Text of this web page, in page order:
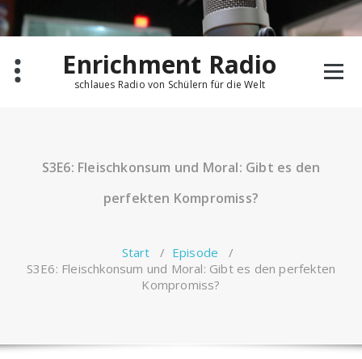
Zum
Inhalt
springen
Enrichment Radio
schlaues Radio von Schülern für die Welt
S3E6: Fleischkonsum und Moral: Gibt es den
perfekten Kompromiss?
Start / Episode /
S3E6: Fleischkonsum und Moral: Gibt es den perfekten
Kompromiss?